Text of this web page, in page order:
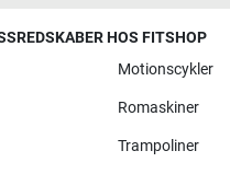
HOS FITSHOP
Motionscykler
Romaskiner
Trampoliner